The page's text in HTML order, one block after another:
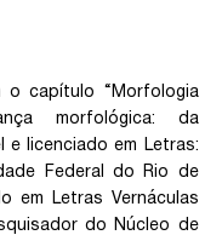
o capítulo “Morfologia
morfológica: da
e licenciado em Letras:
Federal do Rio de
em Letras Vernáculas
do Núcleo de